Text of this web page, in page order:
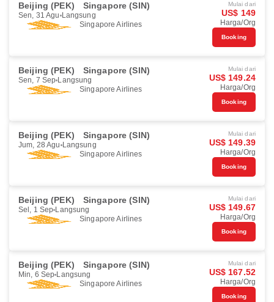
Beijing (PEK) Singapore (SIN)
Sen, 31 Agu Langsung
Singapore Airlines
Mulai dari
US$ 149
Harga/Org
Booking
Beijing (PEK) Singapore (SIN)
Sen, 7 Sep Langsung
Singapore Airlines
Mulai dari
US$ 149.24
Harga/Org
Booking
Beijing (PEK) Singapore (SIN)
Jum, 28 Agu Langsung
Singapore Airlines
Mulai dari
US$ 149.39
Harga/Org
Booking
Beijing (PEK) Singapore (SIN)
Sel, 1 Sep Langsung
Singapore Airlines
Mulai dari
US$ 149.67
Harga/Org
Booking
Beijing (PEK) Singapore (SIN)
Min, 6 Sep Langsung
Singapore Airlines
Mulai dari
US$ 167.52
Harga/Org
Booking